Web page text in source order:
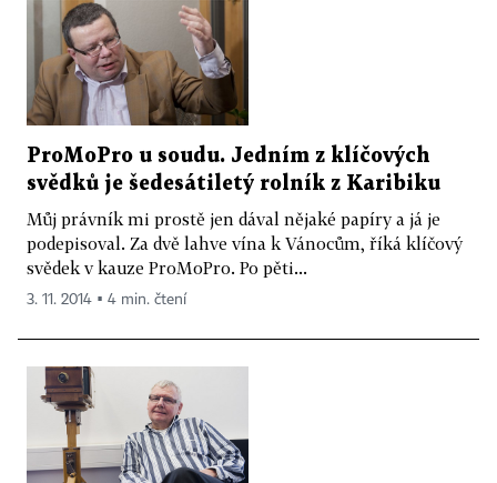
ProMoPro u soudu. Jedním z klíčových
svědků je šedesátiletý rolník z Karibiku
Můj právník mi prostě jen dával nějaké papíry a já je
podepisoval. Za dvě lahve vína k Vánocům, říká klíčový
svědek v kauze ProMoPro. Po pěti...
3. 11. 2014 ▪ 4 min. čtení